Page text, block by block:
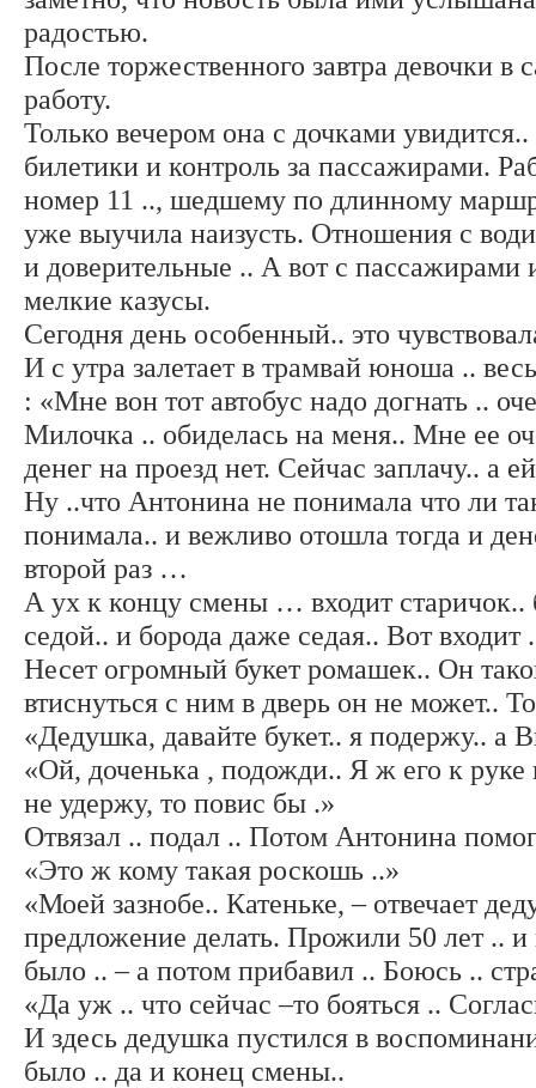
радостью.
После торжественного завтра девочки в
работу.
Только вечером она с дочками
билетики и контроль за пассажирами.
номер 11 .., шедшему по длинному
уже выучила наизусть. Отношения с
и доверительные .. А вот с пассажирами
мелкие казусы.
Сегодня день особенный.. это
И с утра залетает в трамвай юноша ..
: «Мне вон тот автобус надо догнать ..
Милочка .. обиделась на меня.. Мне ее
денег на проезд нет. Сейчас заплачу.. а
Ну ..что Антонина не понимала что ли
понимала.. и вежливо отошла тогда и
второй раз …
А ух к концу смены … входит старичок..
седой.. и борода даже седая.. Вот входит
Несет огромный букет ромашек.. Он
втиснуться с ним в дверь он не может..
«Дедушка, давайте букет.. я подержу.. а
«Ой, доченька , подожди.. Я ж его к руке
не удержу, то повис бы .»
Отвязал .. подал .. Потом Антонина
«Это ж кому такая роскошь ..»
«Моей зазнобе.. Катеньке, – отвечает
предложение делать. Прожили 50 лет ..
было .. – а потом прибавил .. Боюсь ..
«Да уж .. что сейчас –то бояться ..
И здесь дедушка пустился в
было .. да и конец смены..